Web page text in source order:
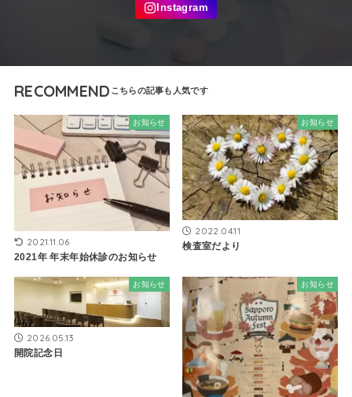
RECOMMEND
お知らせ
2021.11.06
2021年 年末年始休診のお知らせ
お知らせ
2022.04.11
検査室だより
お知らせ
2026.05.13
開院記念日
お知らせ